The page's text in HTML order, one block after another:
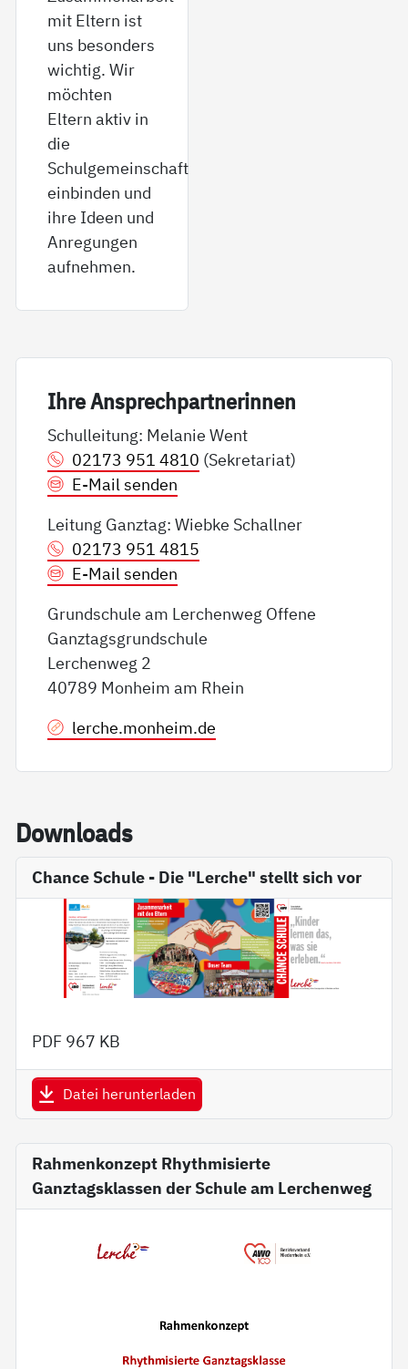
mit Eltern ist
uns besonders
wichtig. Wir
möchten
Eltern aktiv in
die
Schulgemeinschaft
einbinden und
ihre Ideen und
Anregungen
aufnehmen.
Ih­re An­sp­rech­part­ne­rin­nen
Schulleitung: Melanie Went
02173 951 4810 (Sekretariat)
E-Mail senden
Leitung Ganztag: Wiebke Schallner
02173 951 4815
E-Mail senden
Grundschule am Lerchenweg Offene
Ganztagsgrundschule
Lerchenweg 2
40789 Monheim am Rhein
lerche.monheim.de
Down­loads
Chance Schule - Die "Lerche" stellt sich vor
PDF 967 KB
Datei herunterladen
Rahmenkonzept Rhythmisierte
Ganztagsklassen der Schule am Lerchenweg